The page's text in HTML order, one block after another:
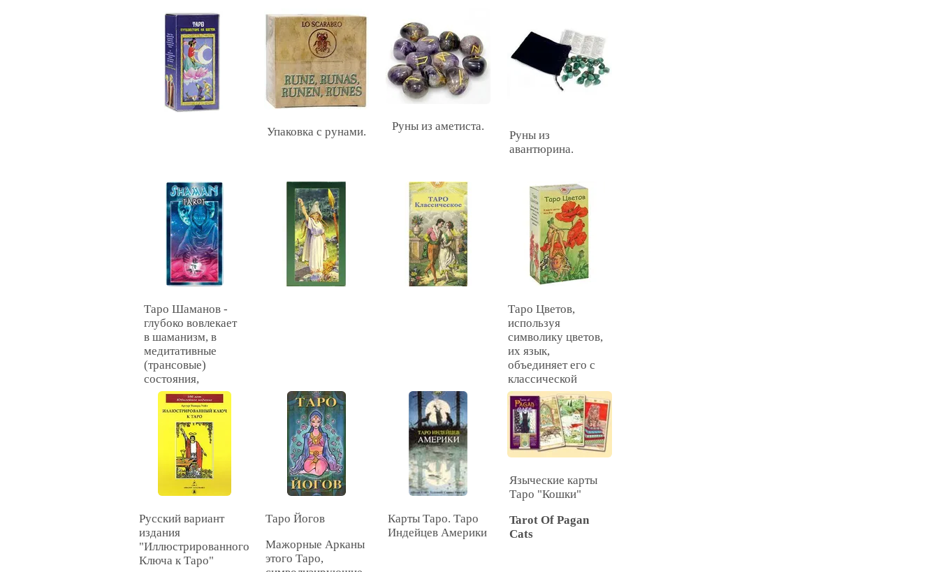
Упаковка с рунами. Руны из аметиста.
Руны из
авантюрина.
Таро Шаманов -
глубоко вовлекает
в шаманизм, в
медитативные
(трансовые)
состояния,
вызывает
необычные
видения. С другой
стороны
универсальность
колоды вызвана
простотой
перевода целой
человеческих
переживаний и
чувств, что делает
эту колоду
Таро Цветов,
используя
символику цветов,
их язык,
объединяет его с
классической
символикой Таро. С
рисунков данной
серии в нас
всматриваются
веселые и
ребенка, через
которые с нами
говорит душа
цветов. По
традиции душа
Русский вариант
издания
"Иллюстрированного
Ключа к Таро"
Таро Йогов
Мажорные Арканы
этого Таро,
Карты Таро. Таро
Индейцев Америки
Языческие карты
Таро "Кошки"
Tarot Of Pagan
Cats